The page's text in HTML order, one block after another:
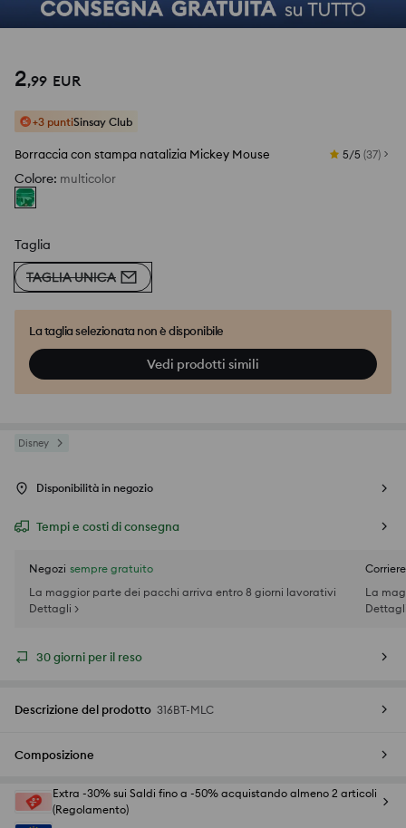
2,99 EUR
+3 puntiSinsay Club
Borraccia con stampa natalizia Mickey Mouse 5/5 (37)
Colore: multicolor
Taglia
TAGLIA UNICA
La taglia selezionata non è disponibile
Vedi prodotti simili
Disney
Disponibilità in negozio
Tempi e costi di consegna
Negozi sempre gratuito
La maggior parte dei pacchi arriva entro 8 giorni lavorativi
Dettagli >
La
30 giorni per il reso
Descrizione del prodotto 316BT-MLC
Composizione
Extra -30% sui Saldi fino a -50% acquistando almeno 2 articoli
(Regolamento)